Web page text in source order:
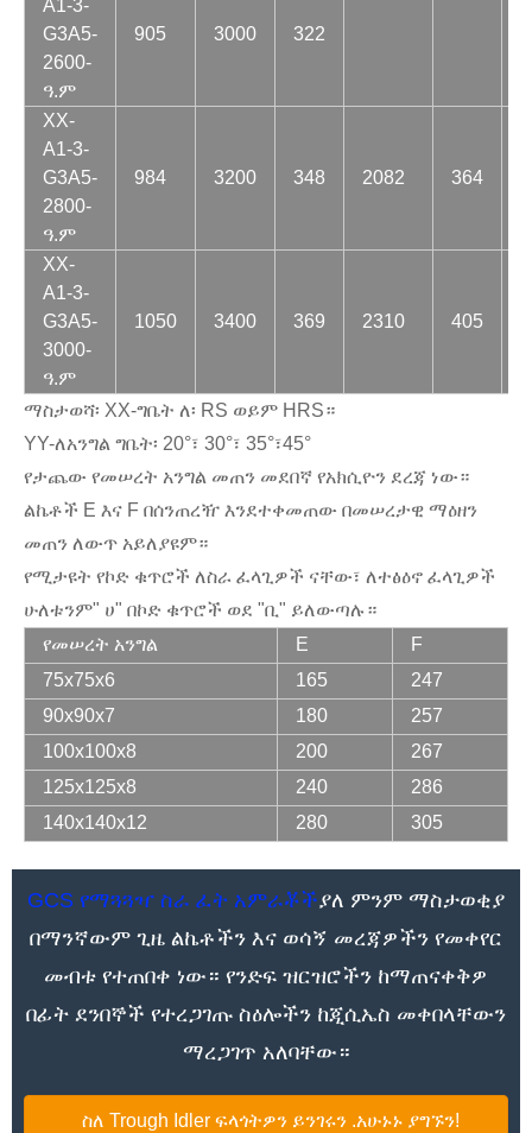
A1-3-
G3A5-
2600-
ዓ.ም
905 3000 322
XX-
A1-3-
G3A5-
2800-
ዓ.ም
984 3200 348 2082 364
XX-
A1-3-
G3A5-
3000-
ዓ.ም
1050 3400 369 2310 405
ማስታወሻ፡ XX-ግቤት ለ፡ RS ወይም HRS።
YY-ለአንግል ግቤት፡ 20°፣ 30°፣ 35°፣45°
የታጨው የመሠረት አንግል መጠን መደበኛ የአክሲዮን ደረጃ ነው።
ልኬቶች E እና F በሰንጠረዥ እንደተቀመጠው በመሠረታዊ ማዕዘን
መጠን ለውጥ አይለያዩም።
የሚታዩት የኮድ ቁጥሮች ለስራ ፈላጊዎች ናቸው፣ ለተፅዕኖ ፈላጊዎች
ሁለቱንም" ሀ" በኮድ ቁጥሮች ወደ "ቢ" ይለውጣሉ።
የመሠረት አንግል
E
F
75x75x6
165
247
90x90x7
180
257
100x100x8
200
267
125x125x8
240
286
140x140x12
280 305
GCS የማጓጓዣ ስራ ፈት አምራቾችያለ ምንም ማስታወቂያ
በማንኛውም ጊዜ ልኬቶችን እና ወሳኝ መረጃዎችን የመቀየር
መብቱ የተጠበቀ ነው። የንድፍ ዝርዝሮችን ከማጠናቀቅዎ
በፊት ደንበኞች የተረጋገጡ ስዕሎችን ከጂሲኤስ መቀበላቸውን
ማረጋገጥ አለባቸው።
ስለ Trough Idler ፍላጎትዎን ይንገሩን .አሁኑኑ ያግኙን!